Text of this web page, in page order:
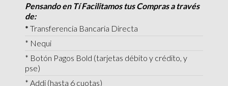
Pensando en Tí Facilitamos tus Compras a través
de:
* Transferencia Bancaria Directa
* Nequi
* Botón Pagos Bold (tarjetas débito y crédito, y
pse)
* Addi (hasta 6 cuotas)